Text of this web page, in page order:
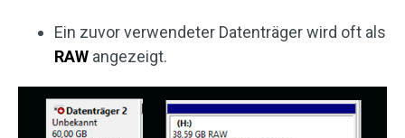
Ein zuvor verwendeter Datenträger wird oft als
RAW angezeigt.